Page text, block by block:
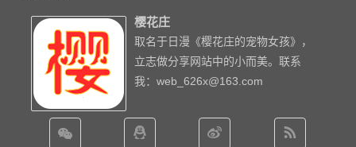
樱花庄
取名于日漫《樱花庄的宠物女孩》，
立志做分享网站中的小而美。联系
我：web_626x@163.com